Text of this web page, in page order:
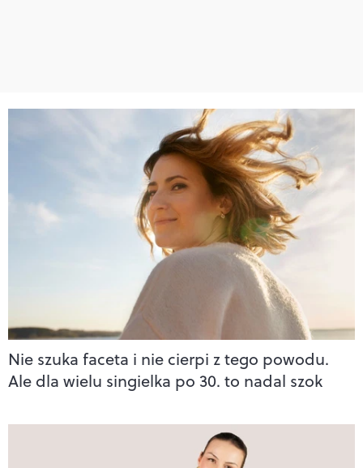
Nie szuka faceta i nie cierpi z tego powodu.
Ale dla wielu singielka po 30. to nadal szok